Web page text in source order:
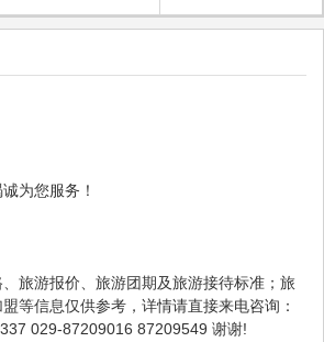
为您服务！
旅游报价、旅游团期及旅游接待标准；旅
等信息仅供参考，详情请直接来电咨询：
029-87200345 87200337 029-87209016 87209549 谢谢!